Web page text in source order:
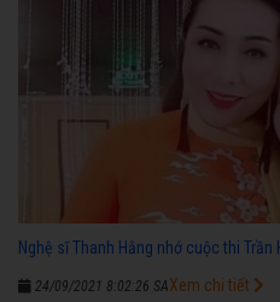
Nghệ sĩ Thanh Hằng nhớ cuộc thi Trần
24/09/2021 8:02:26 SAXem chi tiết